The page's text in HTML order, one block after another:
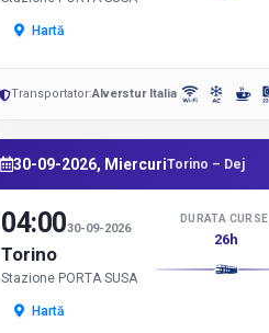
Hartă
Transportator:Alverstur Italia
30-09-2026, MiercuriTorino – Dej
04:0030-09-2026
Torino
Stazione PORTA SUSA
Hartă
DURATA CURSEI
26h